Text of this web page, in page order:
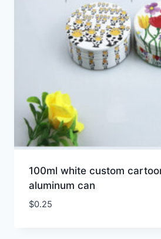
100ml white custom
aluminum can
$0.25